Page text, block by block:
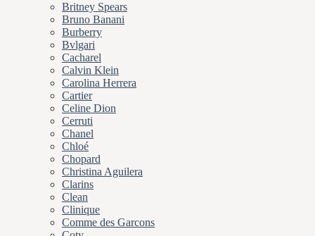
Britney Spears
Bruno Banani
Burberry
Bvlgari
Cacharel
Calvin Klein
Carolina Herrera
Cartier
Celine Dion
Cerruti
Chanel
Chloé
Chopard
Christina Aguilera
Clarins
Clean
Clinique
Comme des Garcons